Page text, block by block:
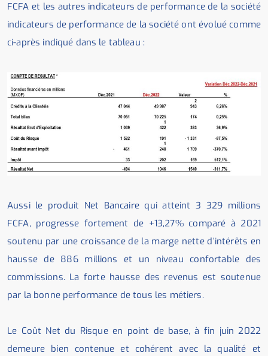
FCFA et les autres indicateurs de performance de la société
indicateurs de performance de la société ont évolué comme
ci-après indiqué dans le tableau :
Aussi le produit Net Bancaire qui atteint 3 329 millions
FCFA, progresse fortement de +13,27% comparé à 2021
soutenu par une croissance de la marge nette d’intérêts en
hausse de 886 millions et un niveau confortable des
commissions. La forte hausse des revenus est soutenue
par la bonne performance de tous les métiers.
Le Coût Net du Risque en point de base, à fin juin 2022
demeure bien contenue et cohérent avec la qualité et